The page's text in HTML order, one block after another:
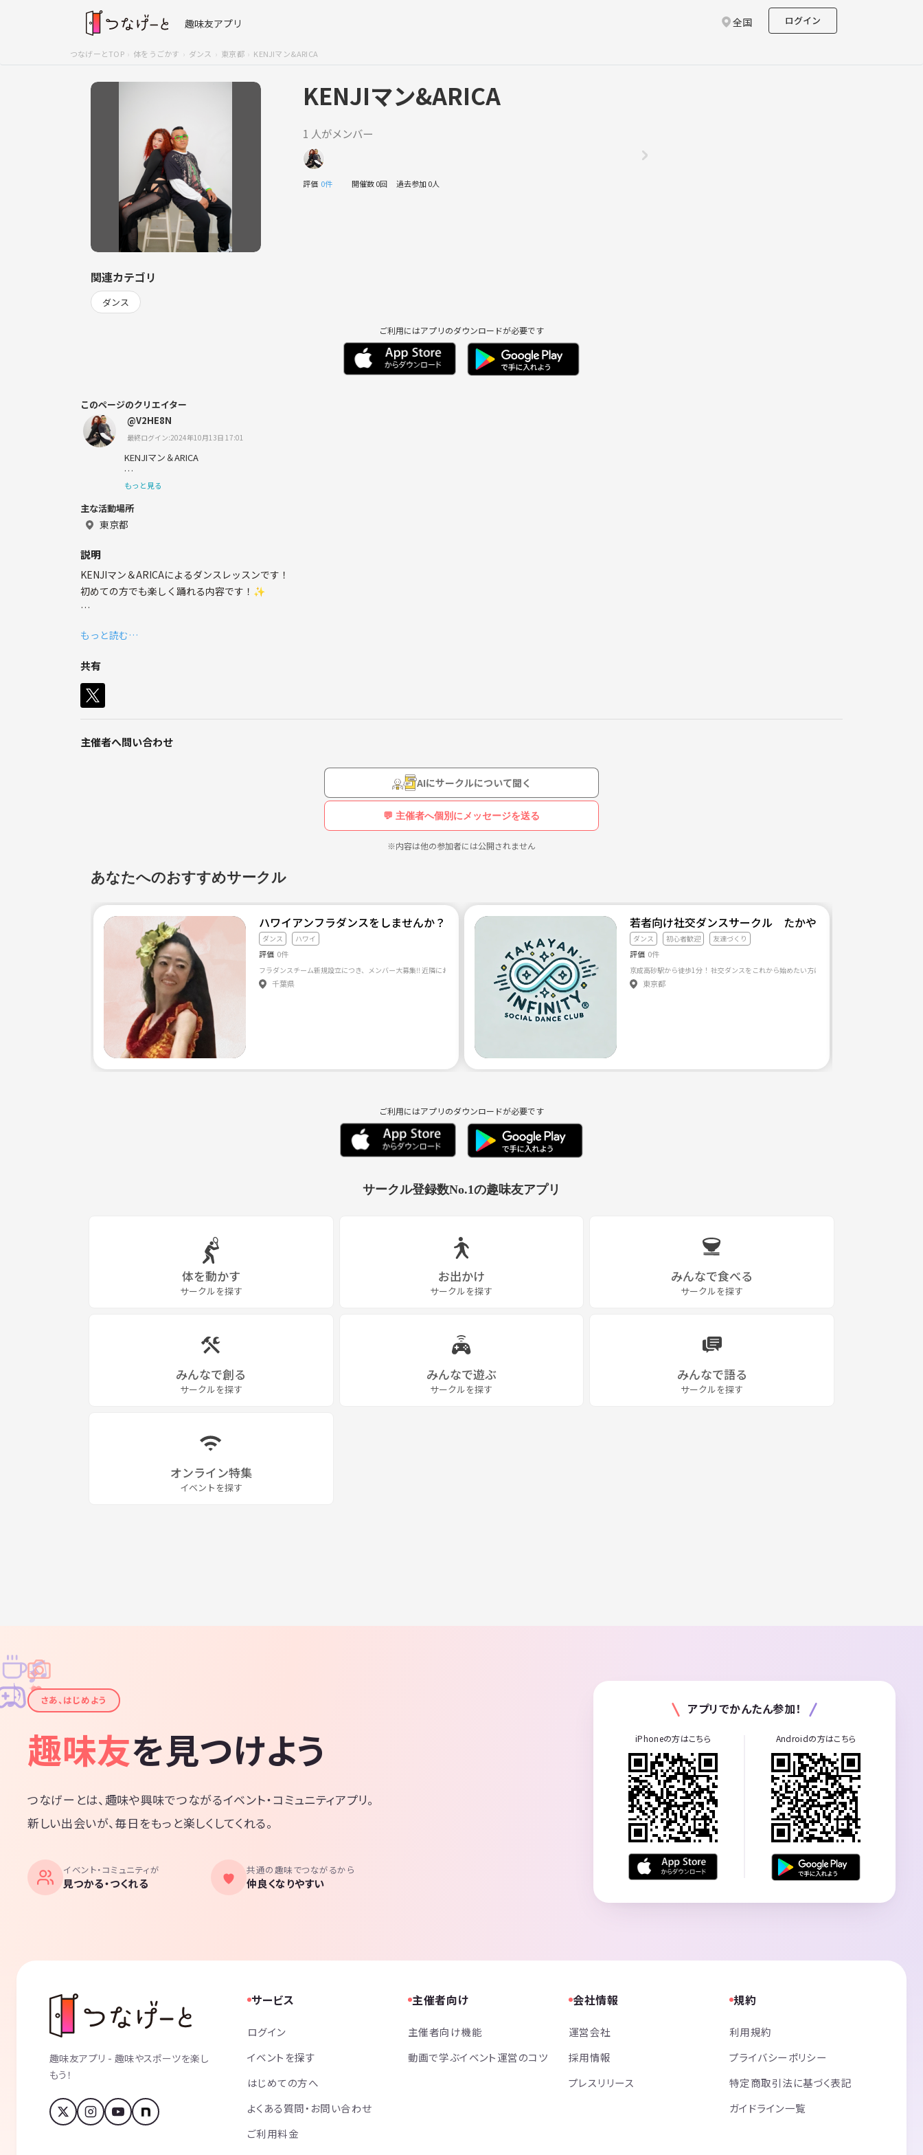
趣味友アプリ 全国 ログイン
つなげーとTOP 体をうごかす ダンス 東京都 KENJIマン&ARICA
KENJIマン&ARICA
1 人がメンバー
評価 0件 開催数 0回 過去参加 0人
関連カテゴリ
ダンス
ご利用にはアプリのダウンロードが必要です
このページのクリエイター
@V2HE8N
最終ログイン:2024年10月13日 17:01
KENJIマン＆ARICA
ダンスは何よりも楽しむこと！！！
お届けいたします👩🏽‍🦱👶🏽💖✨✨✨
もっと見る
主な活動場所
東京都
説明
KENJIマン＆ARICAによるダンスレッスンです！
初めての方でも楽しく踊れる内容です！✨
2時間でたっぷりゆっくり身体を動かせます！🧚‍♀️🫧
もっと読む…
共有
主催者へ問い合わせ
AIにサークルについて聞く
💬 主催者へ個別にメッセージを送る
※内容は他の参加者には公開されません
あなたへのおすすめサークル
ハワイアンフラダンスをしませんか？
ダンス ハワイ
評価 0件
千葉県
若者向け社交ダンスサークル たかやん♾️「初級版」京成
ダンス 初心者歓迎 友達づくり
評価 0件
東京都
ご利用にはアプリのダウンロードが必要です
サークル登録数No.1の趣味友アプリ
体を動かす
サークルを探す
お出かけ
サークルを探す
みんなで食べる
サークルを探す
みんなで創る
サークルを探す
みんなで遊ぶ
サークルを探す
みんなで語る
サークルを探す
オンライン特集
イベントを探す
✦
✦
✧
✧
♪
♫
さあ、はじめよう
趣味友を見つけよう
つなげーとは、趣味や興味でつながるイベント・コミュニティアプリ。
新しい出会いが、毎日をもっと楽しくしてくれる。
イベント・コミュニティが
見つかる・つくれる
共通の趣味でつながるから
仲良くなりやすい
アプリでかんたん参加！
iPhoneの方はこちら Androidの方はこちら
趣味友アプリ - 趣味やスポーツを楽し
もう！
サービス
ログイン
イベントを探す
はじめての方へ
よくある質問・お問い合わせ
ご利用料金
主催者向け
主催者向け機能
動画で学ぶイベント運営のコツ
会社情報
運営会社
採用情報
プレスリリース
規約
利用規約
プライバシーポリシー
特定商取引法に基づく表記
ガイドライン一覧